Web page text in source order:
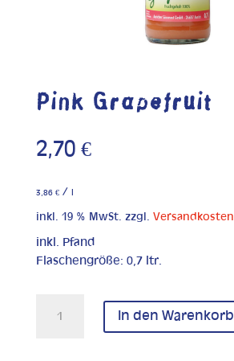
Pink Grapefruit
2,70 €
3,86 €/
inkl. 19 % MwSt. zzgl. Versandkosten
inkl. Pfand
Flaschengröße: 0,7 ltr.
Grapefruit
In den Warenkorb